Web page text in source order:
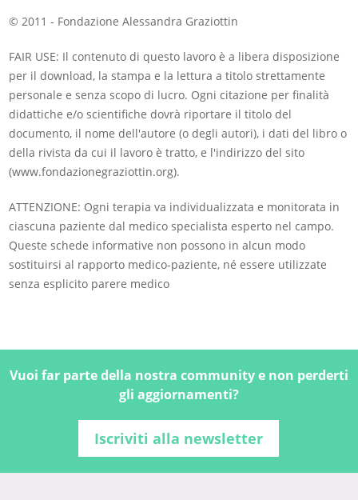
© 2011 - Fondazione Alessandra Graziottin
FAIR USE: Il contenuto di questo lavoro è a libera disposizione
per il download, la stampa e la lettura a titolo strettamente
personale e senza scopo di lucro. Ogni citazione per finalità
didattiche e/o scientifiche dovrà riportare il titolo del
documento, il nome dell'autore (o degli autori), i dati del libro o
della rivista da cui il lavoro è tratto, e l'indirizzo del sito
(www.fondazionegraziottin.org).
ATTENZIONE: Ogni terapia va individualizzata e monitorata in
ciascuna paziente dal medico specialista esperto nel campo.
Queste schede informative non possono in alcun modo
sostituirsi al rapporto medico-paziente, né essere utilizzate
senza esplicito parere medico
Vuoi far parte della nostra community e non perderti
gli aggiornamenti?
Iscriviti alla newsletter